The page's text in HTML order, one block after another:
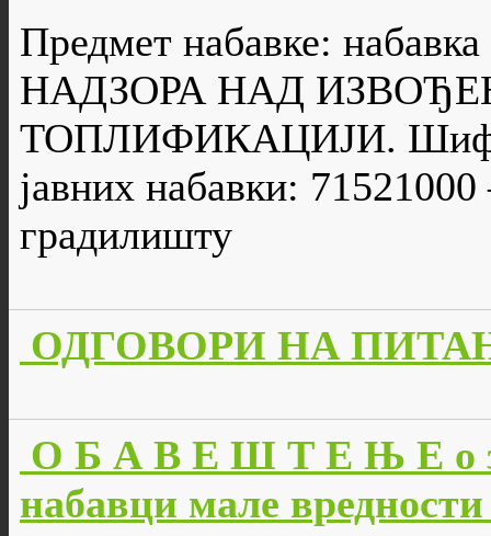
Предмет набавке:
НАДЗОРА НАД
ТОПЛИФИКАЦИЈИ.
јавних набавки: 71521000
градилишту
ОДГОВОРИ НА
О Б А В Е Ш Т Е Њ Е о
набавци мале вредности